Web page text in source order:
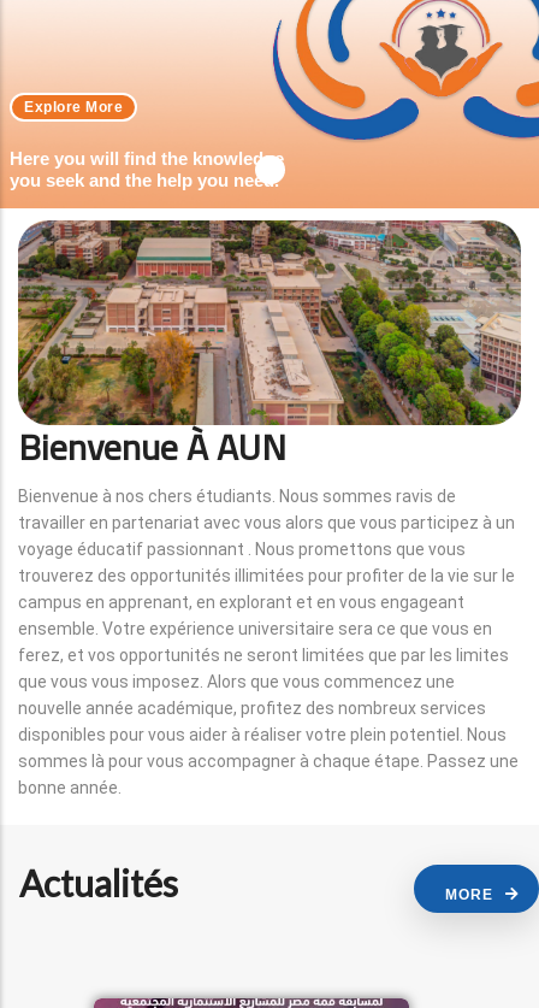
Here you will find the knowledge
you seek and the help you need.
Explore More
Bienvenue À AUN
Bienvenue à nos chers étudiants. Nous sommes ravis de
travailler en partenariat avec vous alors que vous participez à un
voyage éducatif passionnant . Nous promettons que vous
trouverez des opportunités illimitées pour profiter de la vie sur le
campus en apprenant, en explorant et en vous engageant
ensemble. Votre expérience universitaire sera ce que vous en
ferez, et vos opportunités ne seront limitées que par les limites
que vous vous imposez. Alors que vous commencez une
nouvelle année académique, profitez des nombreux services
disponibles pour vous aider à réaliser votre plein potentiel. Nous
sommes là pour vous accompagner à chaque étape. Passez une
bonne année.
Actualités MORE